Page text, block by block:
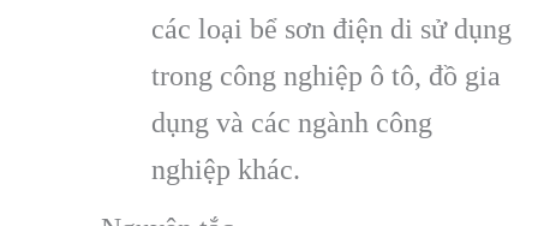
các loại bể sơn điện di sử dụng
trong công nghiệp ô tô, đồ gia
dụng và các ngành công
nghiệp khác.